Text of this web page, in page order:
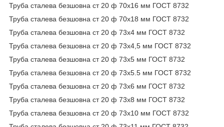
Труба сталева безшовна ст 20 ф 70х16 мм ГОСТ 8732
Труба сталева безшовна ст 20 ф 70х18 мм ГОСТ 8732
Труба сталева безшовна ст 20 ф 73х4 мм ГОСТ 8732
Труба сталева безшовна ст 20 ф 73х4,5 мм ГОСТ 8732
Труба сталева безшовна ст 20 ф 73х5 мм ГОСТ 8732
Труба сталева безшовна ст 20 ф 73х5.5 мм ГОСТ 8732
Труба сталева безшовна ст 20 ф 73х6 мм ГОСТ 8732
Труба сталева безшовна ст 20 ф 73х8 мм ГОСТ 8732
Труба сталева безшовна ст 20 ф 73х10 мм ГОСТ 8732